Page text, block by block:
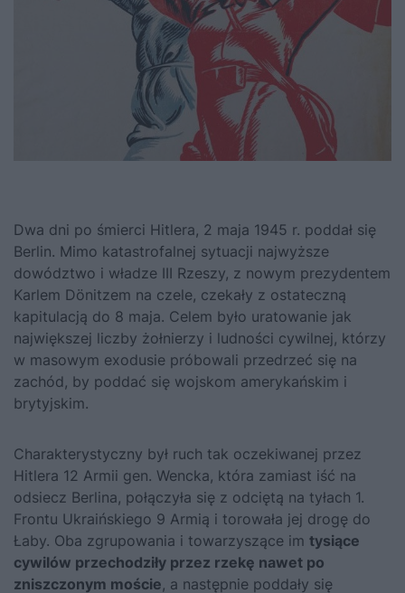
Dwa dni po śmierci Hitlera, 2 maja 1945 r. poddał się
Berlin. Mimo katastrofalnej sytuacji najwyższe
dowództwo i władze III Rzeszy, z nowym prezydentem
Karlem Dönitzem na czele, czekały z ostateczną
kapitulacją do 8 maja. Celem było uratowanie jak
największej liczby żołnierzy i ludności cywilnej, którzy
w masowym exodusie próbowali przedrzeć się na
zachód, by poddać się wojskom amerykańskim i
brytyjskim.
Charakterystyczny był ruch tak oczekiwanej przez
Hitlera 12 Armii gen. Wencka, która zamiast iść na
odsiecz Berlina, połączyła się z odciętą na tyłach 1.
Frontu Ukraińskiego 9 Armią i torowała jej drogę do
Łaby. Oba zgrupowania i towarzyszące im tysiące
cywilów przechodziły przez rzekę nawet po
zniszczonym moście, a następnie poddały się